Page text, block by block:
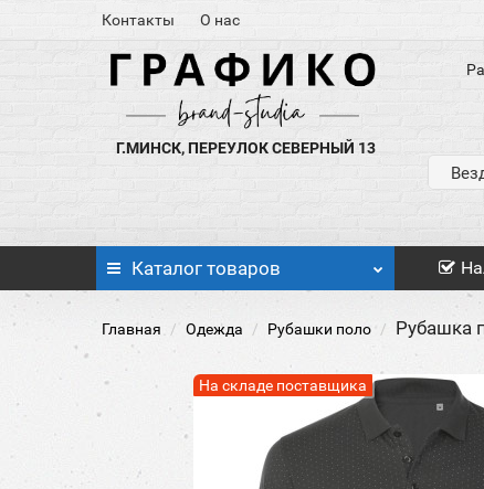
Контакты О нас
Г.МИНСК, ПЕРЕУЛОК СЕВЕРНЫЙ 13
Каталог товаров
Главная Одежда Рубашки поло Рубашка
На складе поставщика